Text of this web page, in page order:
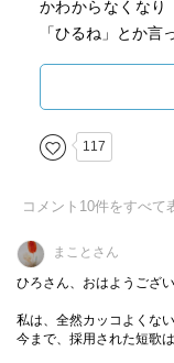
かわからなくなり
「ひるね」とか言
本には関係ないで
撮っていただきま
私は穂村さんより
117
コメント 10件をすべて
まことさん
ひろさん、おはようござ
私は、全然カッコよくない
今まで、採用された短歌